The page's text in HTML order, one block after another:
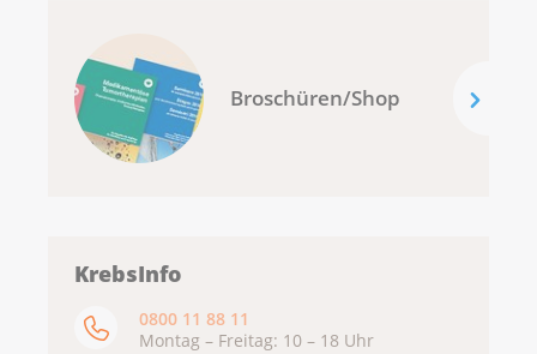
Broschüren/Shop
KrebsInfo
0800 11 88 11
Montag – Freitag: 10 – 18 Uhr